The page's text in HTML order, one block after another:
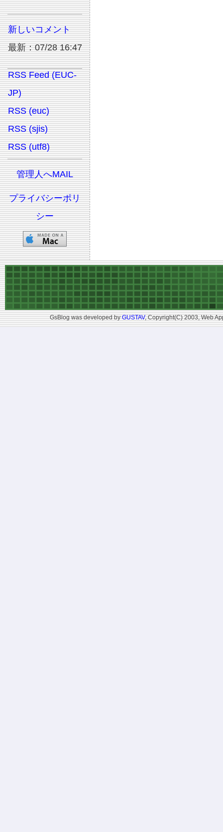
新しいコメント
最新：07/28 16:47
RSS Feed (EUC-
JP)
RSS (euc)
RSS (sjis)
RSS (utf8)
管理人へMAIL
プライバシーポリ
シー
GsBlog was developed byGUSTAV, Copyright(C) 2003, Web